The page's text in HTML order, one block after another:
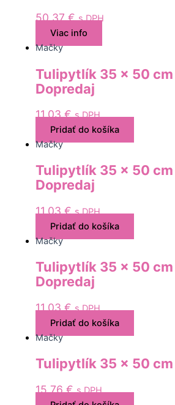
50,37€ s DPH
Viac info
Mačky
Tulipytlík 35 x 50
Dopredaj
11,03€ s DPH
Pridať do košíka
Mačky
Tulipytlík 35 x 50
Dopredaj
11,03€ s DPH
Pridať do košíka
Mačky
Tulipytlík 35 x 50
Dopredaj
11,03€ s DPH
Pridať do košíka
Mačky
Tulipytlík 35 x 50 cm
15,76€ s DPH